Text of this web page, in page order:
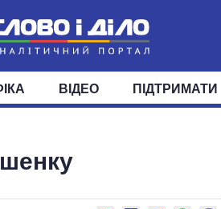
ЕКОНОМІКА
КОМІТЕТИ
ВІДЕО ПІДТРИМАТИ